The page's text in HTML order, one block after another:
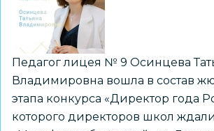
России
2026»
Педагог лицея № 9 Осинцева
Владимировна вошла в состав
этапа конкурса «Директор года
которого директоров школ